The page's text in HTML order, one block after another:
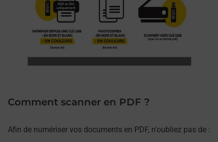
Comment scanner en PDF ?
Afin de numériser vos documents en PDF, n'oubliez pas de :